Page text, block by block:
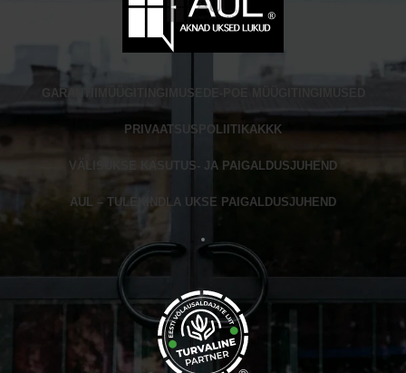
GARANTII MÜÜGITINGIMUSED
PRIVAATSUSPOLIITIKA KKK
VÄLISUKSE KASUTUS- JA PAIGALDUSJUHEND
AUL – TULEKINDLA UKSE PAIGALDUSJUHEND